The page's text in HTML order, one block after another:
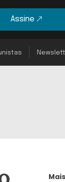
Assine